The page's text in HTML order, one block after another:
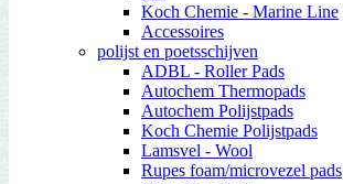
Koch Chemie - Marine Line
Accessoires
polijst en poetsschijven
ADBL - Roller Pads
Autochem Thermopads
Autochem Polijstpads
Koch Chemie Polijstpads
Lamsvel - Wool
Rupes foam/microvezel pads